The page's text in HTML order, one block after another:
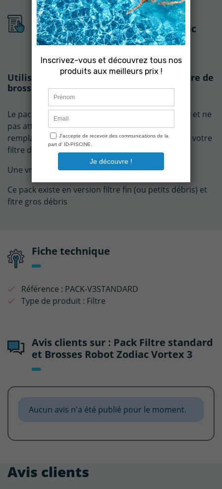
En savoir plus sur : Pack Filtre
standard et Brosses Robot Zodiac
Vortex 3
Utilisation du Pack Filtre Standard et paire de
brosse pour Zodiac Vortex 3
Le pack idéal pour gérer toute mauvaise surprise et ne
pas attendre si vous avez besoin d'effectuer un
remplacement en urgence. Filtre très identique à votre
filtre d'origine.
Une vraie garantie à petit prix.
Ce pack existe en version filtre fin (ou petits débris) et
fitre gros débris
Fiche technique
Référence : PACK-V3STANDARD
Type de produit : Filtre
Avis clients sur : Pack Filtre standard
et Brosses Robot Zodiac Vortex 3
Aucun avis n'a été publié pour le moment.
Avis clients